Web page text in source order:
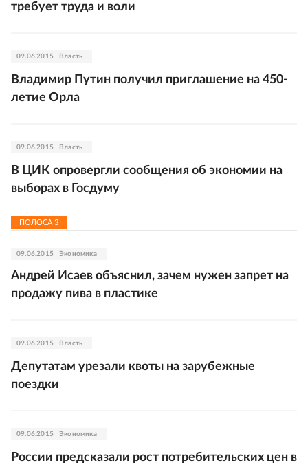
требует труда и воли
09.06.2015 Власть
Владимир Путин получил приглашение на 450-
летие Орла
09.06.2015 Власть
В ЦИК опровергли сообщения об экономии на
выборах в Госдуму
ПОЛОСА 3
09.06.2015 Экономика
Андрей Исаев объяснил, зачем нужен запрет на
продажу пива в пластике
09.06.2015 Власть
Депутатам урезали квоты на зарубежные
поездки
09.06.2015 Экономика
России предсказали рост потребительских цен в